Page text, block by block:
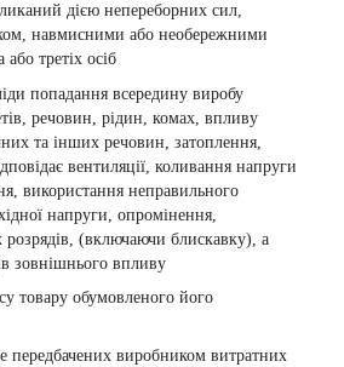
дією непереборних сил,
навмисними або необережними
або третіх осіб
попадання всередину виробу
речовин, рідин, комах, впливу
та інших речовин, затоплення,
вентиляції, коливання напруги
використання неправильного
напруги, опромінення,
розрядів, (включаючи блискавку), а
зовнішнього впливу
товару обумовленого його
передбачених виробником витратних